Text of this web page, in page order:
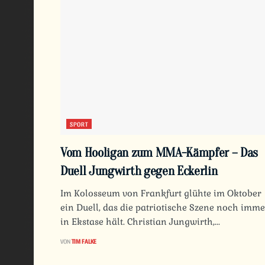
SPORT
Vom Hooligan zum MMA-Kämpfer – Das
Duell Jungwirth gegen Eckerlin
Im Kolosseum von Frankfurt glühte im Oktober
ein Duell, das die patriotische Szene noch
in Ekstase hält. Christian Jungwirth,...
VONTIM FALKE